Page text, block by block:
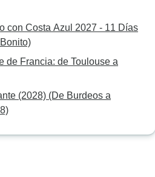
con Costa Azul 2027 - 11 Días
de Francia: de Toulouse a
(2028) (De Burdeos a